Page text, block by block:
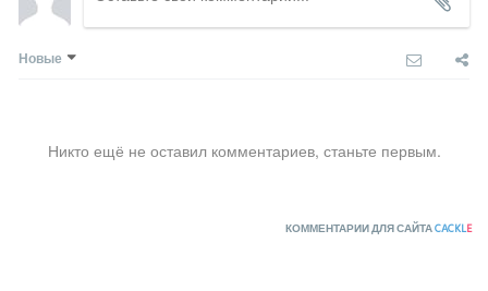
Новые
Никто ещё не оставил комментариев, станьте первым.
КОММЕНТАРИИ ДЛЯ САЙТАCACKLE